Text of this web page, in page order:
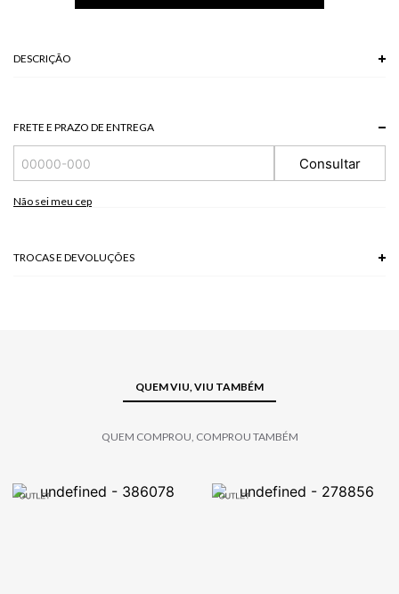
DESCRIÇÃO
*A tonalidade das cores pode variar de acordo com a sua tela/monitor.
FRETE E PRAZO DE ENTREGA
Consultar
Não sei meu cep
TROCAS E DEVOLUÇÕES
QUEM VIU, VIU TAMBÉM
QUEM COMPROU, COMPROU TAMBÉM